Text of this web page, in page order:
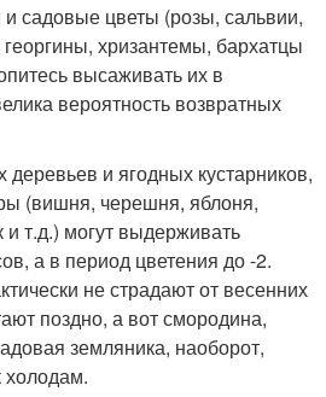
садовые цветы (розы, сальвии,
хризантемы, бархатцы
высаживать их в
вероятность возвратных
деревьев и ягодных кустарников,
(вишня, черешня, яблоня,
и т.д.) могут выдерживать
а в период цветения до -2.
не страдают от весенних
поздно, а вот смородина,
земляника, наоборот,
холодам.